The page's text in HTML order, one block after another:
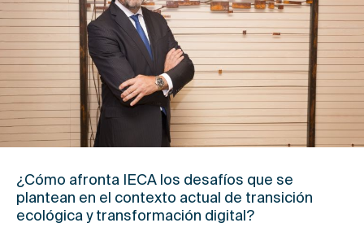
¿Cómo afronta IECA los desafíos que se
plantean en el contexto actual de transición
ecológica y transformación digital?